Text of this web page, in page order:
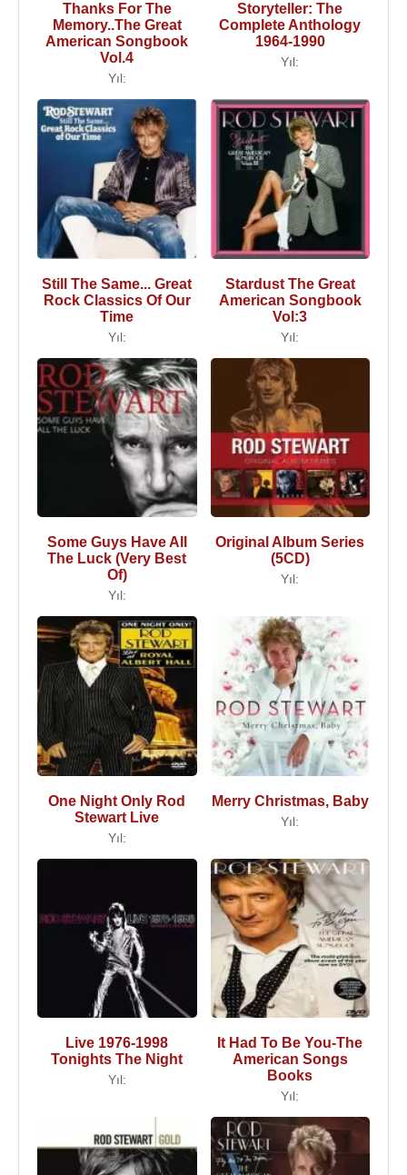
Thanks For The
Memory..The Great
American Songbook
Vol.4
Yıl:
Storyteller: The
Complete Anthology
1964-1990
Yıl:
Still The Same... Great
Rock Classics Of Our
Time
Yıl:
Stardust The Great
American Songbook
Vol:3
Yıl:
Some Guys Have All
The Luck (Very Best
Of)
Yıl:
Original Album Series
(5CD)
Yıl:
One Night Only Rod
Stewart Live
Yıl:
Merry Christmas, Baby
Yıl:
Live 1976-1998
Tonights The Night
Yıl:
It Had To Be You-The
American Songs
Books
Yıl: